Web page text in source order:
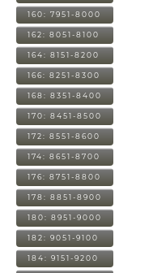
160: 7951-8000
162: 8051-8100
164: 8151-8200
166: 8251-8300
168: 8351-8400
170: 8451-8500
172: 8551-8600
174: 8651-8700
176: 8751-8800
178: 8851-8900
180: 8951-9000
182: 9051-9100
184: 9151-9200